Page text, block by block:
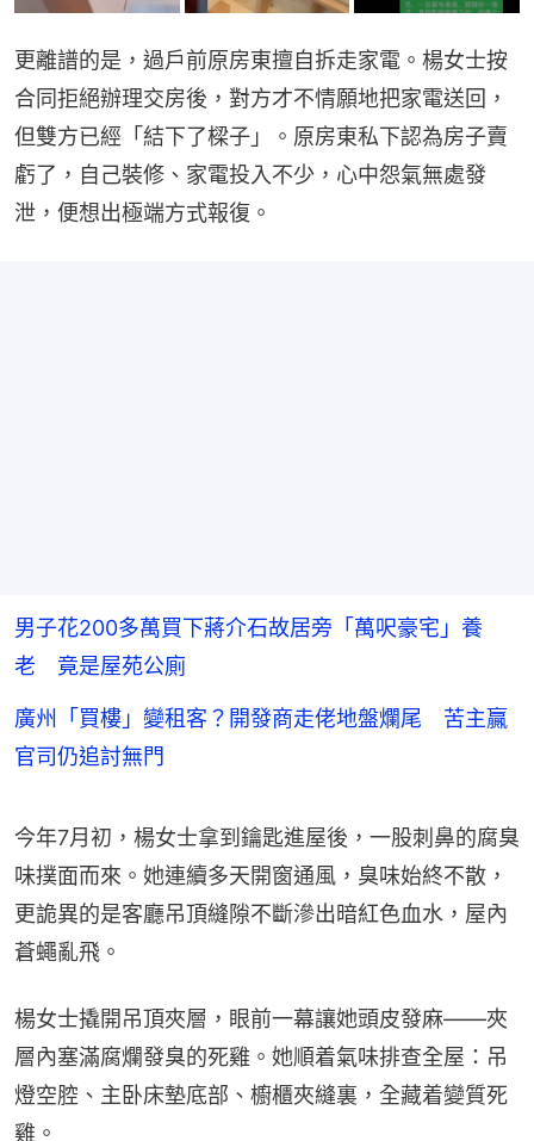
更離譜的是，過戶前原房東擅自拆走家電。楊女士按
合同拒絕辦理交房後，對方才不情願地把家電送回，
但雙方已經「結下了樑子」。原房東私下認為房子賣
虧了，自己裝修、家電投入不少，心中怨氣無處發
泄，便想出極端方式報復。
男子花200多萬買下蔣介石故居旁「萬呎豪宅」養
老 竟是屋苑公廁
廣州「買樓」變租客？開發商走佬地盤爛尾 苦主贏
官司仍追討無門
今年7月初，楊女士拿到鑰匙進屋後，一股刺鼻的腐臭
味撲面而來。她連續多天開窗通風，臭味始終不散，
更詭異的是客廳吊頂縫隙不斷滲出暗紅色血水，屋內
蒼蠅亂飛。
楊女士撬開吊頂夾層，眼前一幕讓她頭皮發麻——夾
層內塞滿腐爛發臭的死雞。她順着氣味排查全屋：吊
燈空腔、主卧床墊底部、櫥櫃夾縫裏，全藏着變質死
雞。